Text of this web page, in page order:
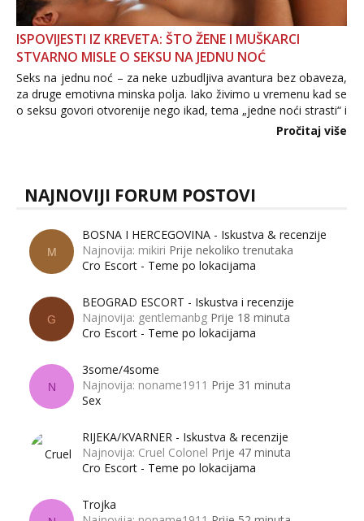
ISPOVIJESTI IZ KREVETA: ŠTO ŽENE I MUŠKARCI
STVARNO MISLE O SEKSU NA JEDNU NOĆ
Seks na jednu noć – za neke uzbudljiva avantura bez obaveza,
za druge emotivna minska polja. Iako živimo u vremenu kad se
o seksu govori otvorenije nego ikad, tema „jedne noći strasti“ i
dalje izaziva burne rasprave. Što zapravo misle žene, a što
Pročitaj više
NAJNOVIJI FORUM POSTOVI
M
BOSNA I HERCEGOVINA - Iskustva & recenzije
Najnovija: mikiri Prije nekoliko trenutaka
Cro Escort - Teme po lokacijama
G
BEOGRAD ESCORT - Iskustva i recenzije
Najnovija: gentlemanbg Prije 18 minuta
Cro Escort - Teme po lokacijama
N
3some/4some
Najnovija: noname1911 Prije 31 minuta
Sex
RIJEKA/KVARNER - Iskustva & recenzije
Najnovija: Cruel Colonel Prije 47 minuta
Cro Escort - Teme po lokacijama
Trojka